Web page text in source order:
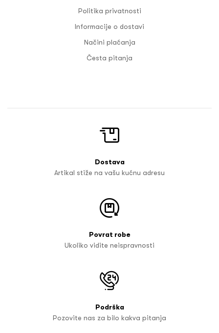
Politika privatnosti
Informacije o dostavi
Načini plaćanja
Česta pitanja
Dostava
Artikal stiže na vašu kućnu adresu
Povrat robe
Ukoliko vidite neispravnosti
Podrška
Pozovite nas za bilo kakva pitanja